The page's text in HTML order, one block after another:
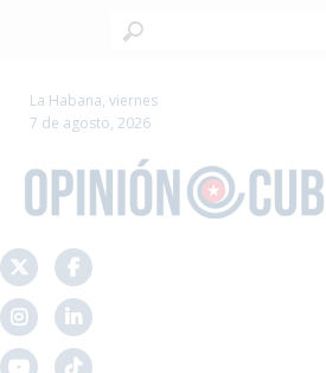
La Habana, viernes
7 de agosto, 2026